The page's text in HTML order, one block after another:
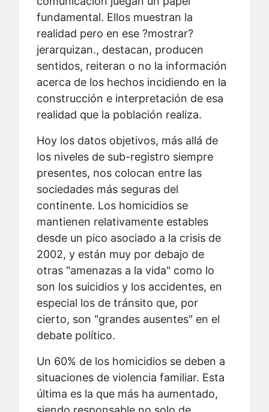
fundamental. Ellos muestran la
realidad pero en ese ?mostrar?
jerarquizan., destacan, producen
sentidos, reiteran o no la información
acerca de los hechos incidiendo en la
construcción e interpretación de esa
realidad que la población realiza.
Hoy los datos objetivos, más allá de
los niveles de sub-registro siempre
presentes, nos colocan entre las
sociedades más seguras del
continente. Los homicidios se
mantienen relativamente estables
desde un pico asociado a la crisis de
2002, y están muy por debajo de
otras "amenazas a la vida" como lo
son los suicidios y los accidentes, en
especial los de tránsito que, por
cierto, son "grandes ausentes" en el
debate político.
Un 60% de los homicidios se deben a
situaciones de violencia familiar. Esta
última es la que más ha aumentado,